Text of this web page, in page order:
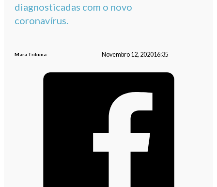
diagnosticadas com o novo
coronavírus.
Mara Tribuna Novembro 12, 202016:35